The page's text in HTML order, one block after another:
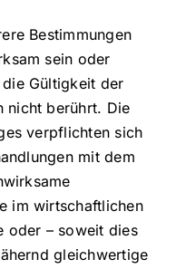
Bestimmungen
sein oder
Gültigkeit der
nicht berührt. Die
verpflichten sich
mit dem
im wirtschaftlichen
oder – soweit dies
gleichwertige